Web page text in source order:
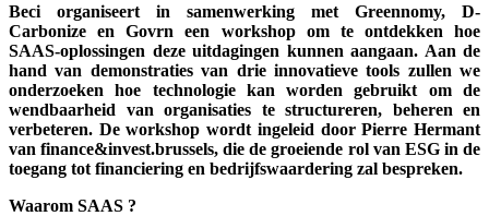
Beci organiseert in samenwerking met Greennomy, D-
Carbonize en Govrn een workshop om te ontdekken hoe
SAAS-oplossingen deze uitdagingen kunnen aangaan. Aan de
hand van demonstraties van drie innovatieve tools zullen we
onderzoeken hoe technologie kan worden gebruikt om de
wendbaarheid van organisaties te structureren, beheren en
verbeteren. De workshop wordt ingeleid door Pierre Hermant
van finance&invest.brussels, die de groeiende rol van ESG in de
toegang tot financiering en bedrijfswaardering zal bespreken.
Waarom SAAS ?